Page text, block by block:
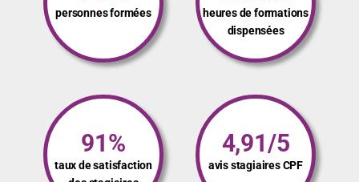
personnes formées
heures de formations
dispensées
91%
taux de satisfaction
4,91/5
avis stagiaires CPF